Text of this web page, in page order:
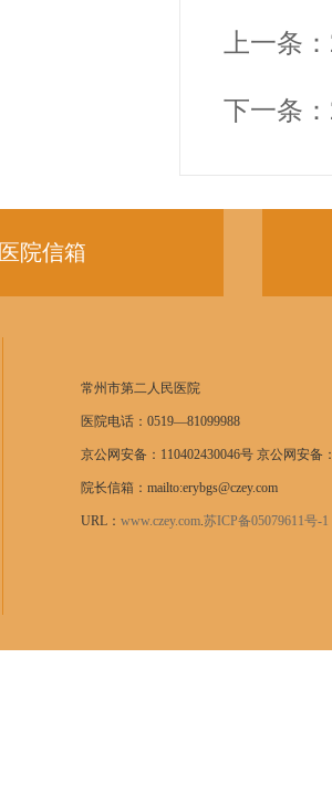
上一条：
下一条：
医院信箱
常州市第二人民医院
医院电话：0519—81099988
京公网安备：110402430046号 京公网安备
院长信箱：mailto:erybgs@czey.com
URL： www.czey.com.苏ICP备05079611号-